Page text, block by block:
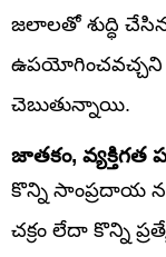
జలాలతో శుద్ధి చేసిన
ఉపయోగించవచ్చని
చెబుతున్నాయి.
జాతకం, వ్యక్తిగత
కొన్ని సాంప్రదాయ
చక్రం లేదా కొన్ని